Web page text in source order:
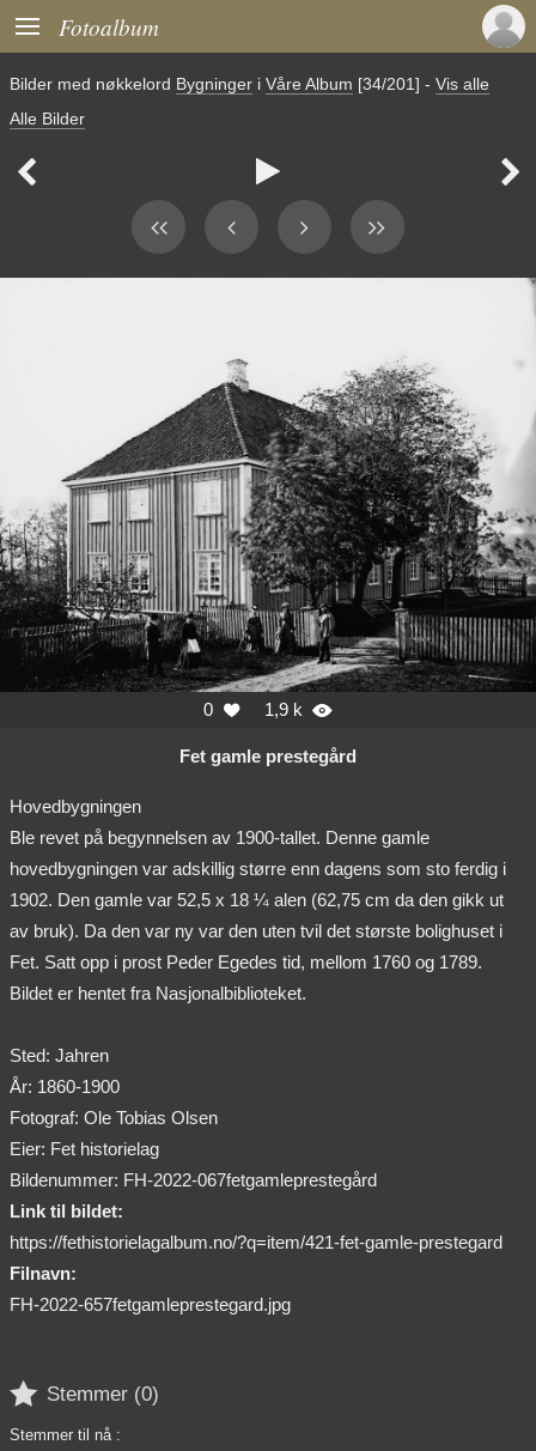
 Fotoalbum
Bilder med nøkkelord Bygninger i Våre Album [34/201] - Vis alle
Alle Bilder
  
0  1,9 k 
Fet gamle prestegård
Hovedbygningen
Ble revet på begynnelsen av 1900-tallet. Denne gamle
hovedbygningen var adskillig større enn dagens som sto ferdig i
1902. Den gamle var 52,5 x 18 ¼ alen (62,75 cm da den gikk ut
av bruk). Da den var ny var den uten tvil det største bolighuset i
Fet. Satt opp i prost Peder Egedes tid, mellom 1760 og 1789.
Bildet er hentet fra Nasjonalbiblioteket.
Sted: Jahren
År: 1860-1900
Fotograf: Ole Tobias Olsen
Eier: Fet historielag
Bildenummer: FH-2022-067fetgamleprestegård
Link til bildet:
https://fethistorielagalbum.no/?q=item/421-fet-gamle-prestegard
Filnavn:
FH-2022-657fetgamleprestegard.jpg
 Stemmer (0)
Stemmer til nå :